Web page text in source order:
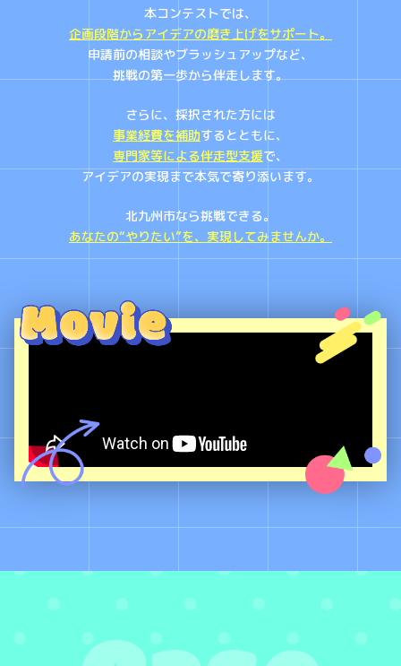
本コンテストでは、
企画段階からアイデアの磨き上げをサポート。
申請前の相談やブラッシュアップなど、
挑戦の第一歩から伴走します。
さらに、採択された方には
事業経費を補助するとともに、
専門家等による伴走型支援で、
アイデアの実現まで本気で寄り添います。
北九州市なら挑戦できる。
あなたの“やりたい”を、実現してみませんか。